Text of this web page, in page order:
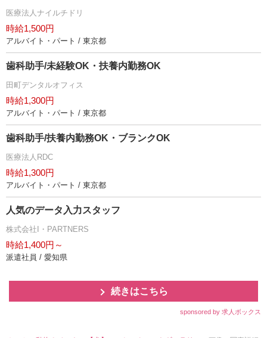
医療法人ナイルチドリ
時給1,500円
アルバイト・パート / 東京都
歯科助手/未経験OK・扶養内勤務OK
田町デンタルオフィス
時給1,300円
アルバイト・パート / 東京都
歯科助手/扶養内勤務OK・ブランクOK
医療法人RDC
時給1,300円
アルバイト・パート / 東京都
人気のデータ入力スタッフ
株式会社I・PARTNERS
時給1,400円～
派遣社員 / 愛知県
続きはこちら
sponsored by 求人ボックス